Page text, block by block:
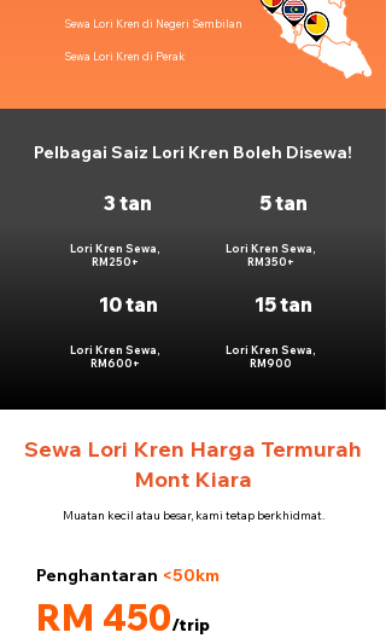
Sewa Lori Kren di Negeri Sembilan
Sewa Lori Kren di Perak
Pelbagai Saiz Lori Kren Boleh Disewa!
3 tan
Lori Kren Sewa,
RM250+
10 tan
Lori Kren Sewa,
RM600+
5 tan
Lori Kren Sewa,
RM350+
15 tan
Lori Kren Sewa,
RM900
Sewa Lori Kren Harga Termurah
Mont Kiara
Muatan kecil atau besar, kami tetap berkhidmat.
Penghantaran <50km
RM 450/trip